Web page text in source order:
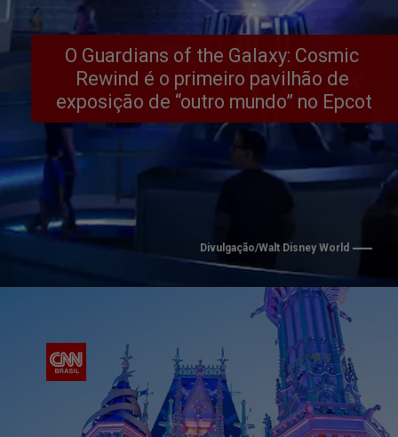
O Guardians of the Galaxy: Cosmic
Rewind é o primeiro pavilhão de
exposição de “outro mundo” no Epcot
Divulgação/Walt Disney World